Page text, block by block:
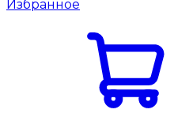
Избранное